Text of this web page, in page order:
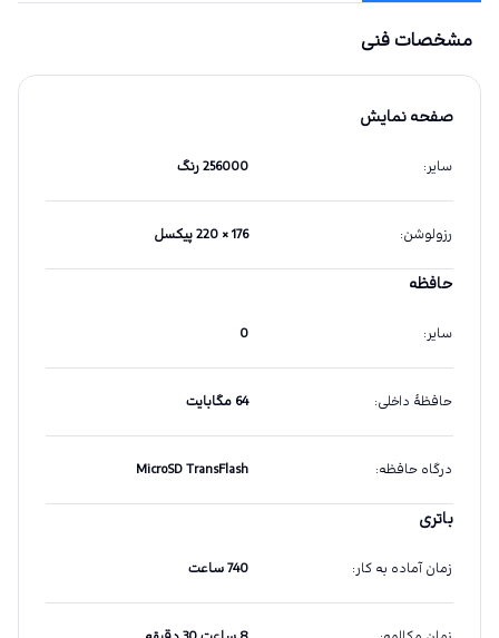
مشخصات فنی
صفحه نمایش
سایر: 256000 رنگ
رزولوشن: 176 × 220 پیکسل
حافظه
سایر:
0
حافظهٔ داخلی: 64 مگابایت
درگاه حافظه:
MicroSD TransFlash
باتری
زمان آماده به کار: 740 ساعت